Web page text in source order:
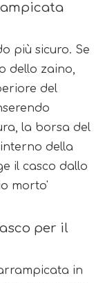
più sicuro. Se
dello zaino,
del
la borsa del
della
il casco dallo
morto'
per il
in